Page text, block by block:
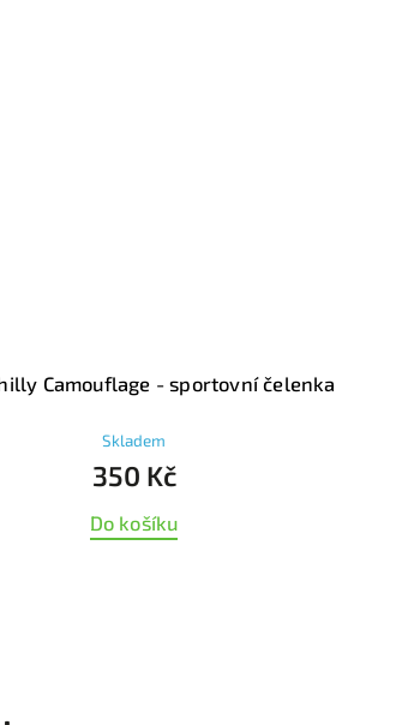
Wild Soul - sportovní čelenka do vlasů
Skladem
250 Kč
Do košíku